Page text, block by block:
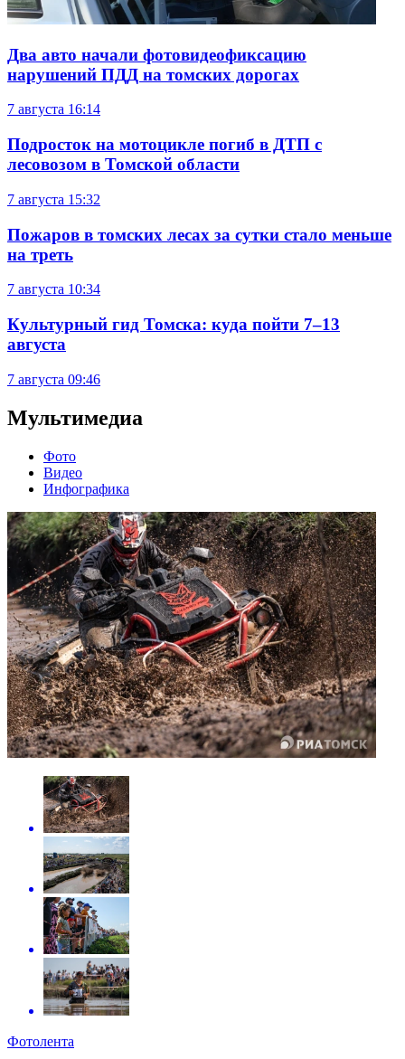
Два авто начали фотовидеофиксацию
нарушений ПДД на томских дорогах
7 августа 16:14
Подросток на мотоцикле погиб в ДТП с
лесовозом в Томской области
7 августа 15:32
Пожаров в томских лесах за сутки стало меньше
на треть
7 августа 10:34
Культурный гид Томска: куда пойти 7–13
августа
7 августа 09:46
Мультимедиа
Фото
Видео
Инфографика
Фотолента